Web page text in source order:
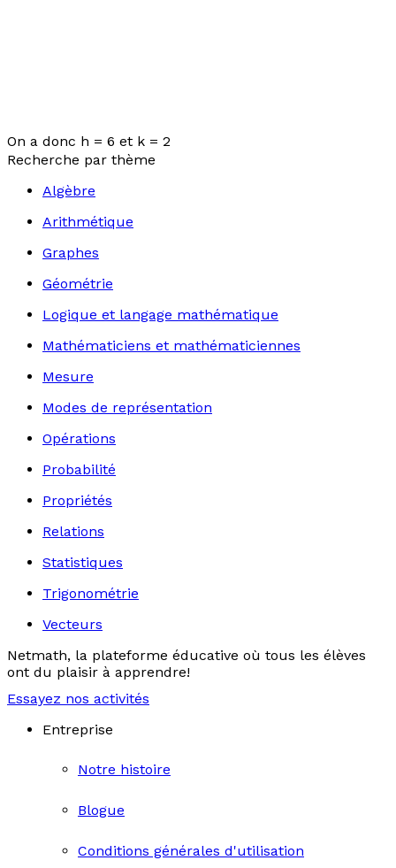
On a donc h = 6 et k = 2
Recherche par thème
Algèbre
Arithmétique
Graphes
Géométrie
Logique et langage mathématique
Mathématiciens et mathématiciennes
Mesure
Modes de représentation
Opérations
Probabilité
Propriétés
Relations
Statistiques
Trigonométrie
Vecteurs
Netmath, la plateforme éducative où tous les élèves
ont du plaisir à apprendre!
Essayez nos activités
Entreprise
Notre histoire
Blogue
Conditions générales d'utilisation